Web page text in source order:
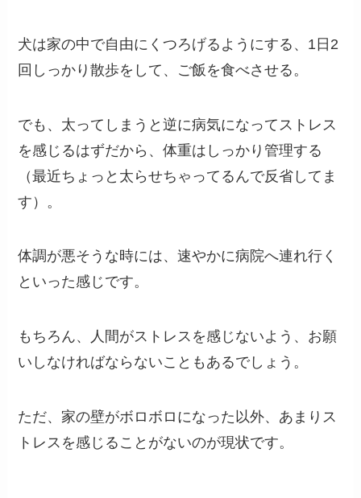
犬は家の中で自由にくつろげるようにする、1日2
回しっかり散歩をして、ご飯を食べさせる。
でも、太ってしまうと逆に病気になってストレス
を感じるはずだから、体重はしっかり管理する
（最近ちょっと太らせちゃってるんで反省してま
す）。
体調が悪そうな時には、速やかに病院へ連れ行く
といった感じです。
もちろん、人間がストレスを感じないよう、お願
いしなければならないこともあるでしょう。
ただ、家の壁がボロボロになった以外、あまりス
トレスを感じることがないのが現状です。